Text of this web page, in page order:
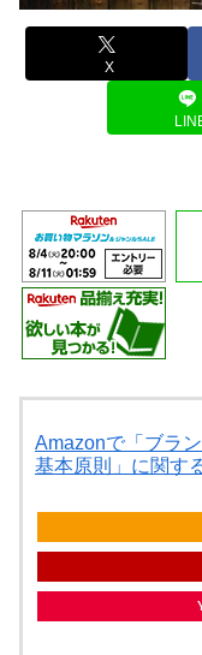
X
Amazonで「ブラ
基本原則」に関す